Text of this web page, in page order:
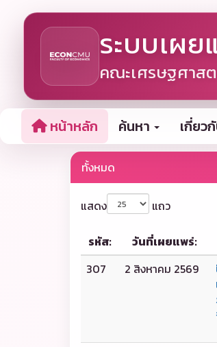
ระบบเผ
คณะเศรษฐศาส
หน้าหลัก ค้นหา เกี่ยว
ทั้งหมด
แสดง แถว
รหัส: วันที่เผยแพร่:
307
2 สิงหาคม 2569